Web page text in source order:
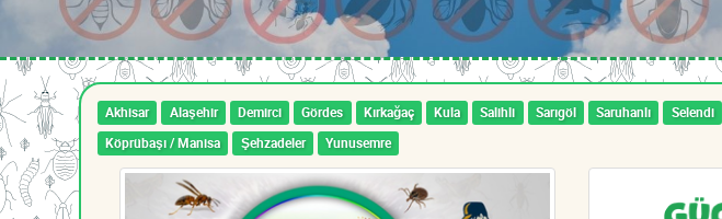
Akhisar Alaşehir Demirci Gördes Kırkağaç Kula Salihli Sarıgöl Saruhanlı Selendi
Köprübaşı / Manisa
Şehzadeler Yunusemre